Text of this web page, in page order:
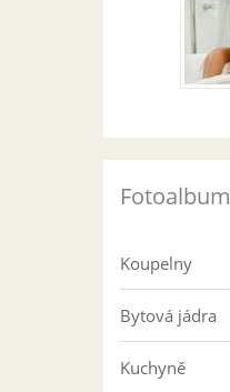
Fotoalbum
Koupelny
Bytová jádra
Kuchyně